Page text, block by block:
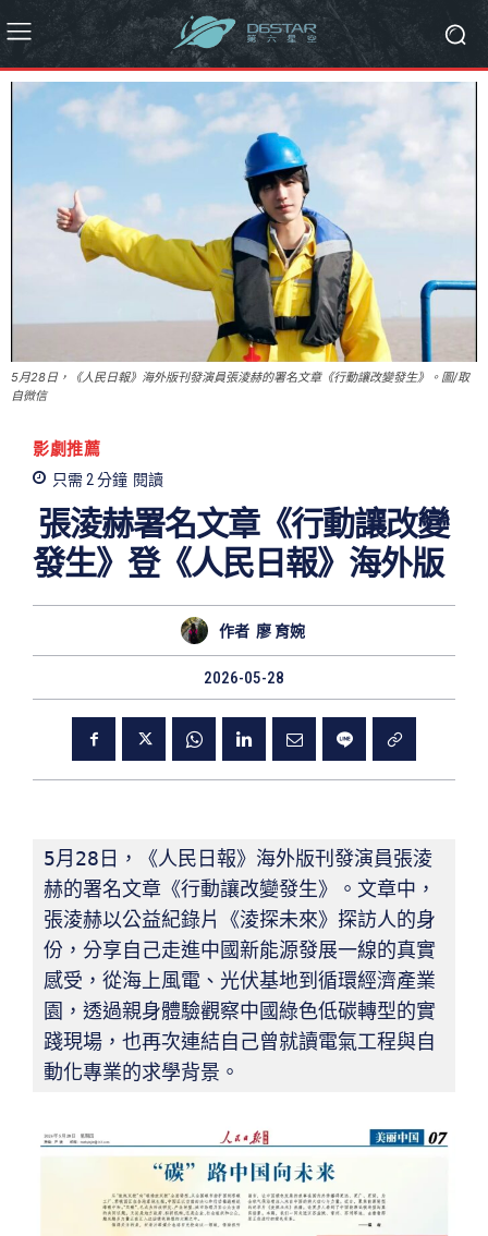
5月28日，《人民日報》海外版刊發演員張淩赫的署名文章《行動讓改變發生》。圖/取
自微信
影劇推薦
只需 2分鐘 閱讀
張淩赫署名文章《行動讓改變
發生》登《人民日報》海外版
作者 廖 育婉
2026-05-28
5月28日，《人民日報》海外版刊發演員張淩
赫的署名文章《行動讓改變發生》。文章中，
張淩赫以公益紀錄片《淩探未來》探訪人的身
份，分享自己走進中國新能源發展一線的真實
感受，從海上風電、光伏基地到循環經濟產業
園，透過親身體驗觀察中國綠色低碳轉型的實
踐現場，也再次連結自己曾就讀電氣工程與自
動化專業的求學背景。